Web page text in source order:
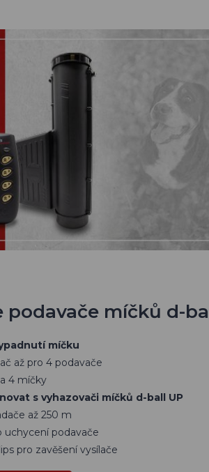
podavače míčků d-
míčku
až pro 4 podavače
4 míčky
s vyhazovači míčků d-ball UP
až 250 m
uchycení podavače
pro zavěšení vysílače